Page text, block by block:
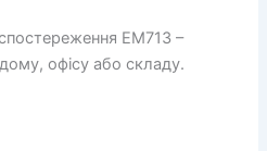
EM713 –
офісу або складу.